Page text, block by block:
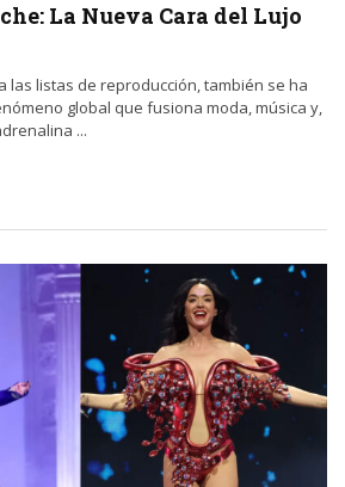
La Nueva Cara del Lujo
las listas de reproducción, también se ha
global que fusiona moda, música y,
...